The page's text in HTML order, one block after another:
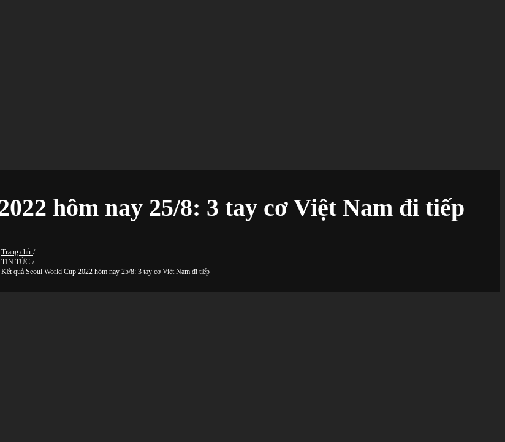
hôm nay 25/8: 3 tay cơ Việt Nam đi tiếp
Trang chủ /
TIN TỨC /
Kết quả Seoul World Cup 2022 hôm nay 25/8: 3 tay cơ Việt Nam đi tiếp